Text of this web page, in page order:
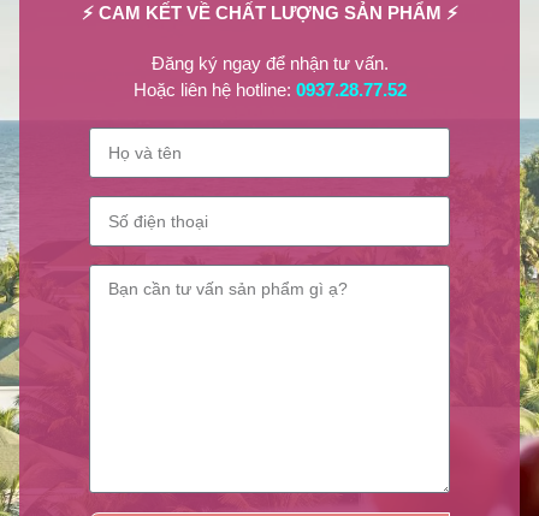
NPP Lilian Beauty
Lilian Beauty
⚡ CAM KẾT VỀ CHẤT LƯỢNG SẢN PHẨM ⚡
Đăng ký ngay để nhận tư vấn.
Hoặc liên hệ hotline: 0937.28.77.52